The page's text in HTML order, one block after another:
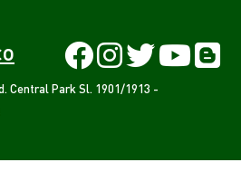
Central Park Sl. 1901/1913 -